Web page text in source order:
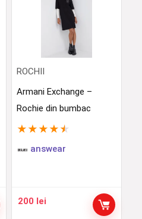
ROCHII
Armani Exchange –
Rochie din bumbac
★ ★ ★ ★ ★
answear
200 lei